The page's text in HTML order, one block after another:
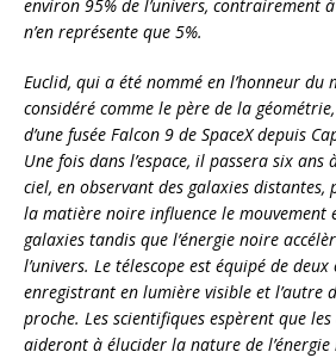
environ 95% de l’univers, contrairement
n’en représente que 5%.
Euclid, qui a été nommé en l’honneur du
considéré comme le père de la
d’une fusée Falcon 9 de SpaceX depuis
Une fois dans l’espace, il passera six
ciel, en observant des galaxies
la matière noire influence le
galaxies tandis que l’énergie noire
l’univers. Le télescope est équipé de deux
enregistrant en lumière visible et l’autre
proche. Les scientifiques espèrent que
aideront à élucider la nature de